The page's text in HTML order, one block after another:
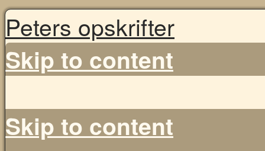
Peters opskrifter
Skip to content
Skip to content